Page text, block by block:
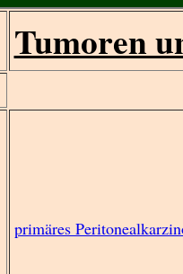
Tumoren
primäres